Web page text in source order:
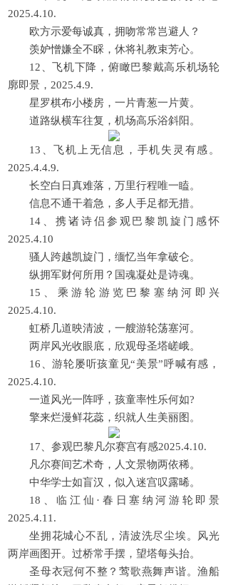
2025.4.10.
欧方示爱每诚真，拥吻常常岂避人？
羡妒憎嫌全不睬，休将礼教束芳心。
12、飞机下降，俯瞰巴黎戴高乐机场轮
廓即景，2025.4.9.
星罗棋布小楼房，一片青葱一片黄。
道路纵横车往复，机场高乐浴斜阳。
13、飞机上无信息，手机失灵有感。
2025.4.4.9.
长空白日真难落，万里行程唯一瞌。
信息不通干着急，多人手足都无措。
14、携诸诗侣参观巴黎凯旋门感怀
2025.4.10
骚人跨越凯旋门，缅忆当年拿破仑。
纵拥军财何所用？国魂凝处是诗魂。
15、乘游轮游览巴黎塞纳河即兴
2025.4.10.
虹桥几道映清波，一艘游轮荡塞河。
两岸风光收眼底，欣观母圣塔嵯峨。
16、游轮屡听孩童见“美景”呼喊有感，
2025.4.10.
一道风光一阵呼，孩童率性乐何如?
擎来烂漫鲜花蕊，织就人生美丽图。
17、参观巴黎凡尔赛宫有感2025.4.10.
凡尔赛间艺术奇，人文景物两依稀。
中华学士如盲汉，似入迷宫叹露晞。
18、临江仙·春日塞纳河游轮即景
2025.4.11.
坐拥花城心不乱，清波洗尽尘埃。风光
两岸画图开。过桥常手摆，望塔每头抬。
圣母衣冠何不整？莺歌燕舞声谐。渔船